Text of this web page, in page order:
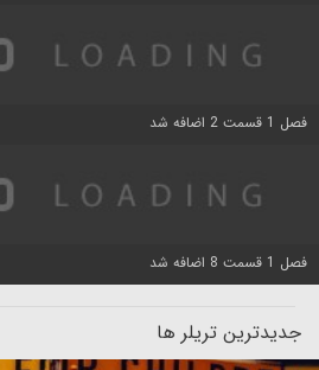
فصل 1 قسمت 2 اضافه شد
فصل 1 قسمت 8 اضافه شد
جدیدترین تریلر ها